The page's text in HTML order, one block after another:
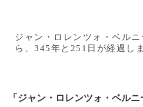
ジャン・ロレンツォ・ベル
ら、345年と251日が経過し
「ジャン・ロレンツォ・ベル